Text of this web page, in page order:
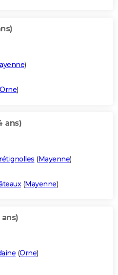
)
Orne)
ans)
(Mayenne)
(Mayenne)
ans)
(Orne)